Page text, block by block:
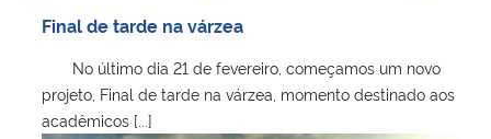
Final de tarde na várzea
No último dia 21 de fevereiro, começamos um novo
projeto, Final de tarde na várzea, momento destinado aos
acadêmicos [...]